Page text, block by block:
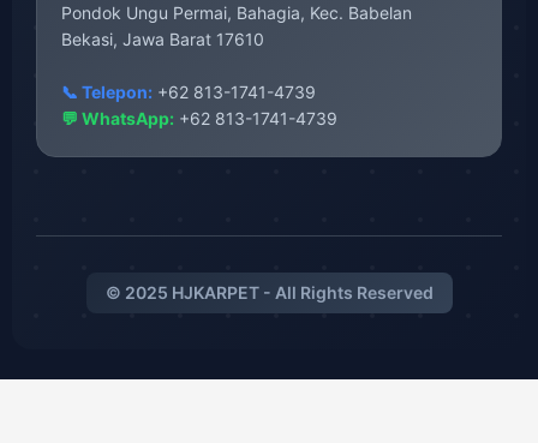
Pondok Ungu Permai, Bahagia, Kec. Babelan
Bekasi, Jawa Barat 17610
📞 Telepon: +62 813-1741-4739
💬 WhatsApp: +62 813-1741-4739
© 2025 HJKARPET - All Rights Reserved